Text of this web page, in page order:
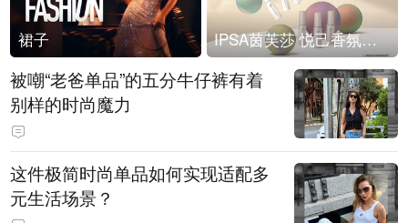
裙子 IPSA茵芙莎 悦己香氛凝露上市
被嘲“老爸单品”的五分牛仔裤有着
别样的时尚魔力
这件极简时尚单品如何实现适配多
元生活场景？